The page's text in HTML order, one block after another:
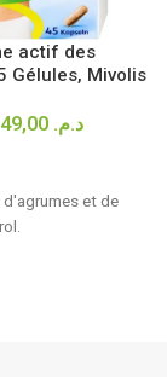
actif des
Gélules, Mivolis
د.م.
et de